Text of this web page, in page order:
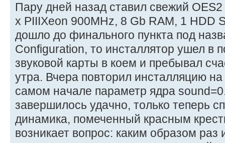
Пару дней назад ставил свежий
x PIIIXeon 900MHz, 8 Gb RAM, 1 HDD
дошло до финального пункта под
Configuration, то инсталлятор ушел в
звуковой карты в коем и пребывал
утра. Вчера повторил инсталляцию на
самом начале параметр ядра
завершилось удачно, только теперь
динамика, помеченный красным
возникает вопрос: каким образом раз